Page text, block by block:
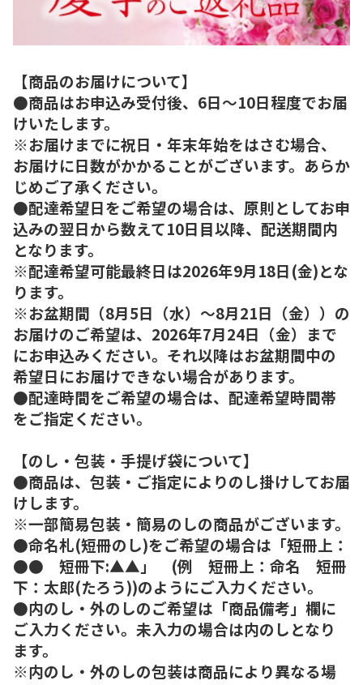
【商品のお届けについて】
●商品はお申込み受付後、6日～10日程度でお届
けいたします。
※お届けまでに祝日・年末年始をはさむ場合、
お届けに日数がかかることがございます。あらか
じめご了承ください。
●配達希望日をご希望の場合は、原則としてお申
込みの翌日から数えて10日目以降、配送期間内
となります。
※配達希望可能最終日は2026年9月18日(金)とな
ります。
※お盆期間（8月5日（水）～8月21日（金））の
お届けのご希望は、2026年7月24日（金）まで
にお申込みください。それ以降はお盆期間中の
希望日にお届けできない場合があります。
●配達時間をご希望の場合は、配達希望時間帯
をご指定ください。
【のし・包装・手提げ袋について】
●商品は、包装・ご指定によりのし掛けしてお届
けします。
※一部簡易包装・簡易のしの商品がございます。
●命名札(短冊のし)をご希望の場合は「短冊上：
●● 短冊下:▲▲」 (例 短冊上：命名 短冊
下：太郎(たろう))のようにご入力ください。
●内のし・外のしのご希望は「商品備考」欄に
ご入力ください。未入力の場合は内のしとなり
ます。
※内のし・外のしの包装は商品により異なる場